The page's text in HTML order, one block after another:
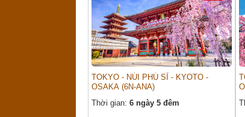
TOKYO - NÚI PHÚ SĨ - KYOTO -
OSAKA (6N-ANA)
Thời gian: 6 ngày 5 đêm